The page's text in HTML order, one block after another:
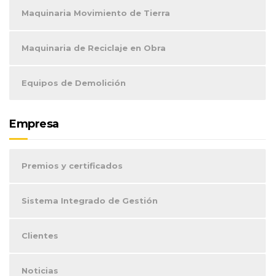
Maquinaria Movimiento de Tierra
Maquinaria de Reciclaje en Obra
Equipos de Demolición
Empresa
Premios y certificados
Sistema Integrado de Gestión
Clientes
Noticias